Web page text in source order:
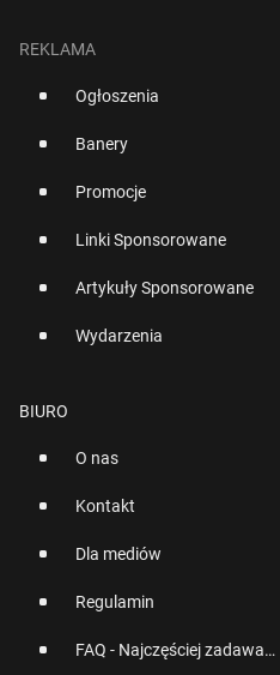
REKLAMA
Ogłoszenia
Banery
Promocje
Linki Sponsorowane
Artykuły Sponsorowane
Wydarzenia
BIURO
O nas
Kontakt
Dla mediów
Regulamin
FAQ - Najczęściej zadawane pytania